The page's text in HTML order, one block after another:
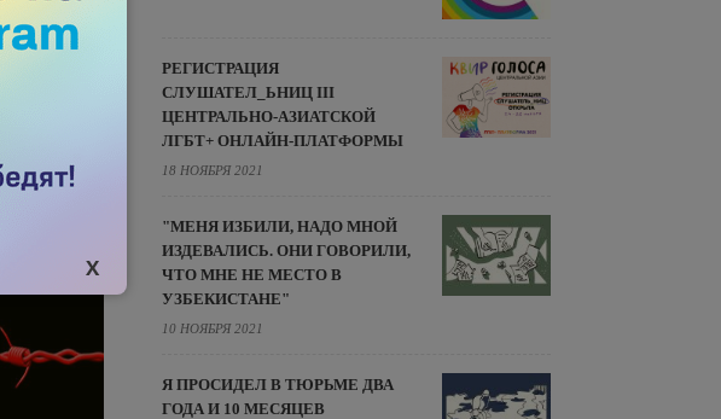
РЕГИСТРАЦИЯ
СЛУШАТЕЛ_ЬНИЦ III
ЦЕНТРАЛЬНО-АЗИАТСКОЙ
ЛГБТ+ ОНЛАЙН-ПЛАТФОРМЫ
18 НОЯБРЯ 2021
"МЕНЯ ИЗБИЛИ, НАДО МНОЙ
ИЗДЕВАЛИСЬ. ОНИ ГОВОРИЛИ,
ЧТО МНЕ НЕ МЕСТО В
УЗБЕКИСТАНЕ"
10 НОЯБРЯ 2021
Я ПРОСИДЕЛ В ТЮРЬМЕ ДВА
ГОДА И 10 МЕСЯЦЕВ